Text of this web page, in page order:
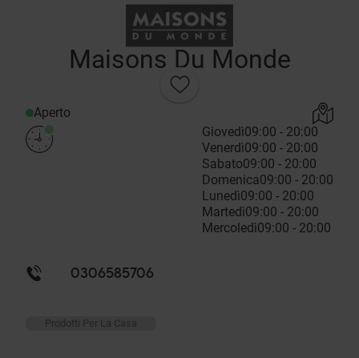
Maisons Du Monde
Aperto
Giovedì09:00 - 20:00
Venerdì09:00 - 20:00
Sabato09:00 - 20:00
Domenica09:00 - 20:00
Lunedì09:00 - 20:00
Martedì09:00 - 20:00
Mercoledì09:00 - 20:00
0306585706
Prodotti Per La Casa